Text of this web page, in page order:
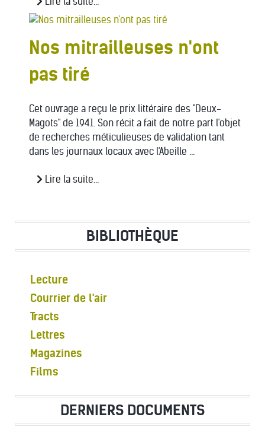
Nos mitrailleuses n'ont
pas tiré
Cet ouvrage a reçu le prix littéraire des "Deux-
Magots" de 1941. Son récit a fait de notre part l'objet
de recherches méticulieuses de validation tant
dans les journaux locaux avec l'Abeille ...
Lire la suite...
BIBLIOTHÈQUE
Lecture
Courrier de l'air
Tracts
Lettres
Magazines
Films
DERNIERS DOCUMENTS